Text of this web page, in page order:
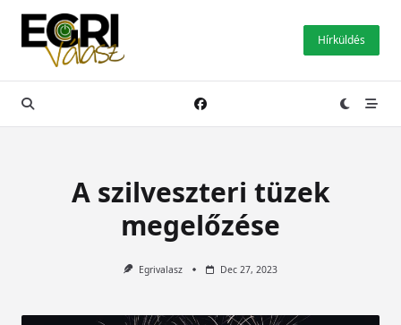
Skip
content
Hírküldés
A szilveszteri tüzek
megelőzése
Egrivalasz Dec 27, 2023